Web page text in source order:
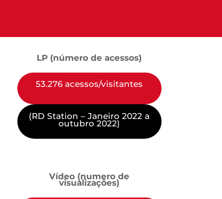
53.276 acessos/visitantes
(RD Station – Janeiro 2022 a
outubro 2022)
LP (número de acessos)
Vídeo (numero de
visualizações)